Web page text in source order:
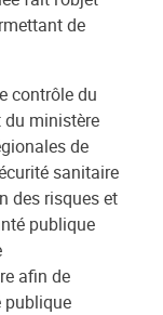
de
contrôle du
du ministère
de
sanitaire
des risques et
publique
afin de
publique